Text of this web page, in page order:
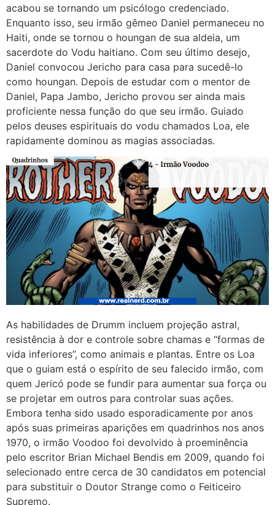
acabou se tornando um psicólogo credenciado.
Enquanto isso, seu irmão gêmeo Daniel permaneceu no
Haiti, onde se tornou o houngan de sua aldeia, um
sacerdote do Vodu haitiano. Com seu último desejo,
Daniel convocou Jericho para casa para sucedê-lo
como houngan. Depois de estudar com o mentor de
Daniel, Papa Jambo, Jericho provou ser ainda mais
proficiente nessa função do que seu irmão. Guiado
pelos deuses espirituais do vodu chamados Loa, ele
rapidamente dominou as magias associadas.
As habilidades de Drumm incluem projeção astral,
resistência à dor e controle sobre chamas e “formas de
vida inferiores”, como animais e plantas. Entre os Loa
que o guiam está o espírito de seu falecido irmão, com
quem Jericó pode se fundir para aumentar sua força ou
se projetar em outros para controlar suas ações.
Embora tenha sido usado esporadicamente por anos
após suas primeiras aparições em quadrinhos nos anos
1970, o irmão Voodoo foi devolvido à proeminência
pelo escritor Brian Michael Bendis em 2009, quando foi
selecionado entre cerca de 30 candidatos em potencial
para substituir o Doutor Strange como o Feiticeiro
Supremo.